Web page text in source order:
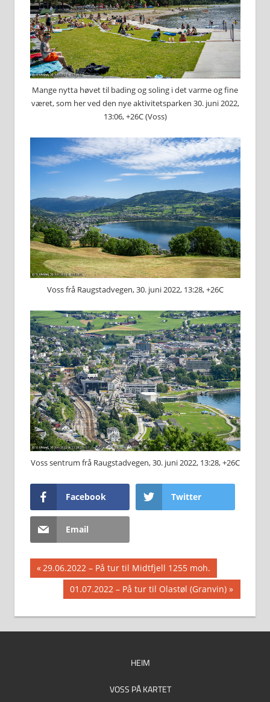
Mange nytta høvet til bading og soling i det varme og fine
været, som her ved den nye aktivitetsparken 30. juni 2022,
13:06, +26C (Voss)
Voss frå Raugstadvegen, 30. juni 2022, 13:28, +26C
Voss sentrum frå Raugstadvegen, 30. juni 2022, 13:28, +26C
Facebook Twitter
Email
Innleggsnavigasjon
Previous
Post:
29.06.2022 – På tur til Midtfjell 1255 moh.
Next
Post:
01.07.2022 – På tur til Olastøl (Granvin)
HEIM
VOSS PÅ KARTET